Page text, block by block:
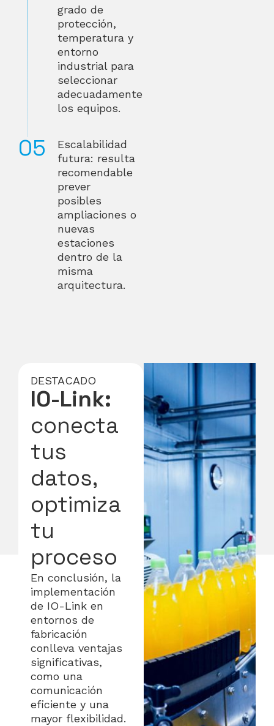
grado de
protección,
temperatura y
entorno
industrial para
seleccionar
adecuadamente
los equipos.
Escalabilidad
futura: resulta
recomendable
prever
posibles
ampliaciones o
nuevas
estaciones
dentro de la
misma
arquitectura.
DESTACADO
IO-Link:
conecta
tus
datos,
optimiza
tu
proceso
En conclusión, la
implementación
de IO-Link en
entornos de
fabricación
conlleva ventajas
significativas,
como una
comunicación
eficiente y una
mayor flexibilidad.